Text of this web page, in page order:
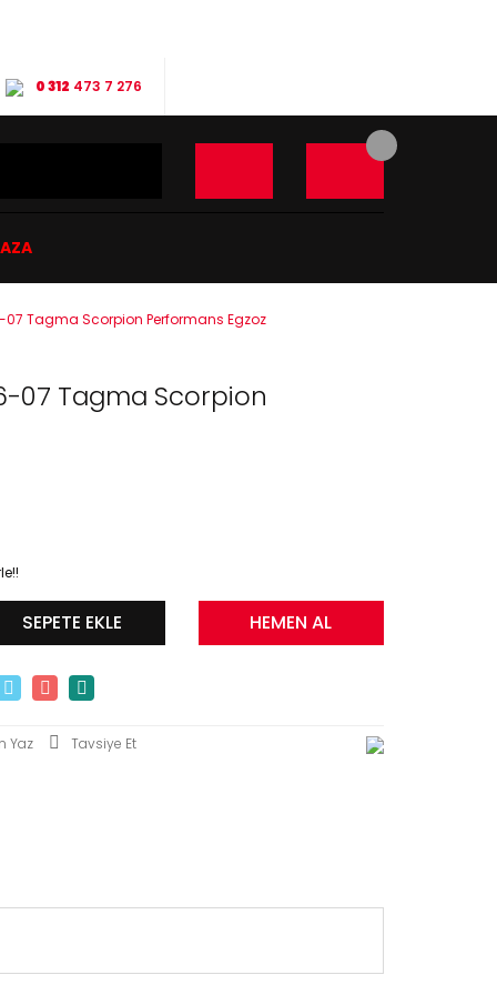
0 312 473 7 276
07 Tagma Scorpion Performans Egzoz
07 Tagma Scorpion
SEPETE EKLE HEMEN AL
Yaz Tavsiye Et